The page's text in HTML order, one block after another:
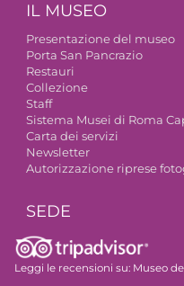
IL MUSEO
Presentazione del museo
Porta San Pancrazio
Restauri
Collezione
Staff
Sistema Musei di Roma
Carta dei servizi
Newsletter
Autorizzazione riprese
SEDE
Il complesso monumentale
Leggi le recensioni su: Museo